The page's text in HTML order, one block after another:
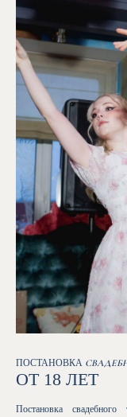
ПОСТАНОВКА
ОТ 18 ЛЕТ
Постановка